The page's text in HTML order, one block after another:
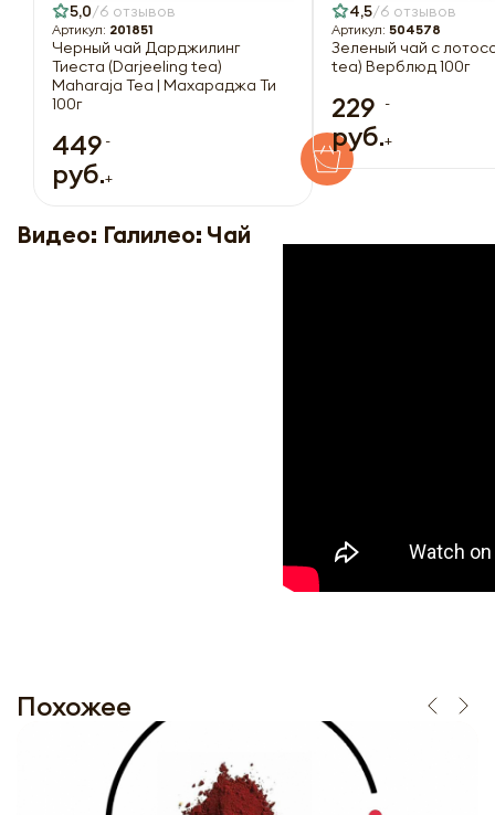
5,0 6 отзывов
Артикул: 201851
Черный чай Дарджилинг
Тиеста (Darjeeling tea)
Maharaja Tea | Махараджа Ти
100г
449
руб.
-
+
4,5 6 отзывов
Артикул: 504578
Зеленый чай с
tea) Верблюд 100г
229
руб.
-
+
Видео: Галилео: Чай
Похожее